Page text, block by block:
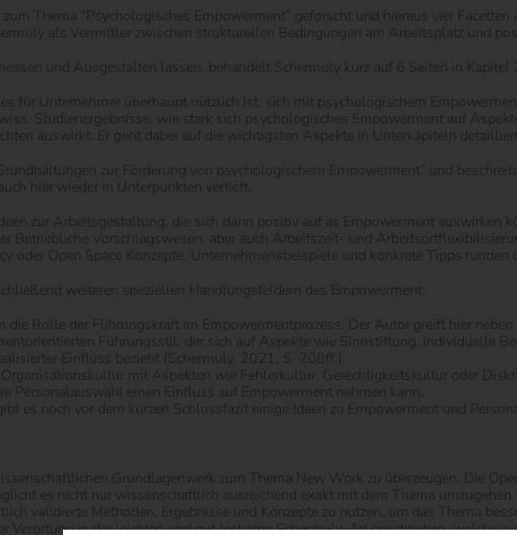
Thema “Psychologisches Empowerment” geforscht und hieraus vier
als Vermittler zwischen strukturellen Bedingungen am Arbeitsplatz und
und Ausgestalten lassen, behandelt Schermuly kurz auf 6 Seiten in Kapitel
für Unternehmer überhaupt nützlich ist, sich mit psychologischem
Studienergebnisse, wie stark sich psychologisches Empowerment auf
auswirkt. Er geht dabei auf die wichtigsten Aspekte in Unterkapiteln
zur Förderung von psychologischem Empowerment” und
hier wieder in Unterpunkten vertieft.
zur Arbeitsgestaltung, die sich dann positiv auf as Empowerment auswirken
Betriebliche Vorschlagswesen, aber auch Arbeitszeit- und
oder Open Space Konzepte. Unternehmensbeispiele und konkrete Tipps runden
weiteren speziellen Handlungsfeldern des Empowerment:
die Rolle der Führungskraft im Empowermentprozess. Der Autor greift hier
Führungsstil, der sich auf Aspekte wie Sinnstiftung, individuelle
Einfluss bezieht (Schermuly, 2021, S. 208ff.).
mit Aspekten wie Fehlerkultur, Gerechtigkeitskultur oder
Personalauswahl einen Einfluss auf Empowerment nehmen kann.
es noch vor dem kurzen Schlussfazit einige Ideen zu Empowerment und
Grundlagenwerk zum Thema New Work zu überzeugen. Die
es nicht nur wissenschaftlich ausreichend exakt mit dem Thema
validierte Methoden, Ergebnisse und Konzepte zu nutzen, um das Thema
Verortung in der leichten und gut lesbaren Schermuly-Art geschrieben, welche